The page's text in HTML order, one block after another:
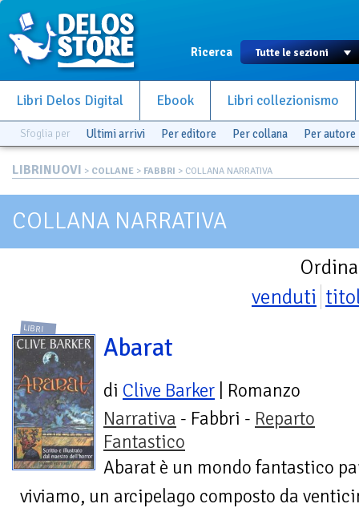
Ricerca
Libri Delos Digital Ebook Libri collezionismo
Sfoglia per Ultimi arrivi Per editore Per collana Per autore
LIBRINUOVI > COLLANE > FABBRI > COLLANA NARRATIVA
COLLANA NARRATIVA
venduti
LIBRI
Abarat
di Clive Barker | Romanzo
Narrativa - Fabbri - Reparto
Fantastico
Abarat è un mondo fantastico
viviamo, un arcipelago composto da